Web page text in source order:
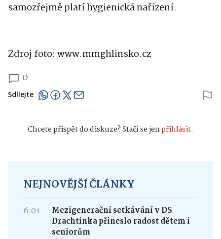
samozřejmě platí hygienická nařízení.
Zdroj foto: www.mmghlinsko.cz
0
Sdílejte
Chcete přispět do diskuze? Stačí se jenpřihlásit.
NEJNOVĚJŠÍ ČLÁNKY
6:01
Mezigenerační setkávání v DS
Drachtinka přineslo radost dětem i
seniorům